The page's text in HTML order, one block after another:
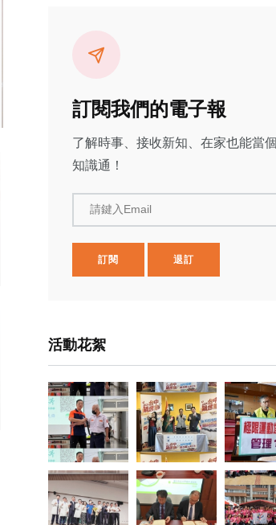
訂閱我們的電子報
了解時事、接收新知、在家也能當個
知識通！
請鍵入Email
訂閱 退訂
活動花絮